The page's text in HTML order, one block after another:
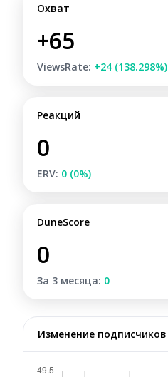
Охват
+65
ViewsRate: +24 (138.298%)
Реакций
0
ERV: 0 (0%)
DuneScore
0
За 3 месяца: 0
Изменение подписчиков